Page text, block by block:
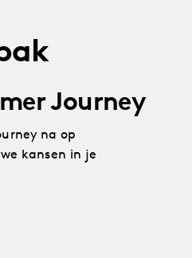
Journey
na op
kansen in je